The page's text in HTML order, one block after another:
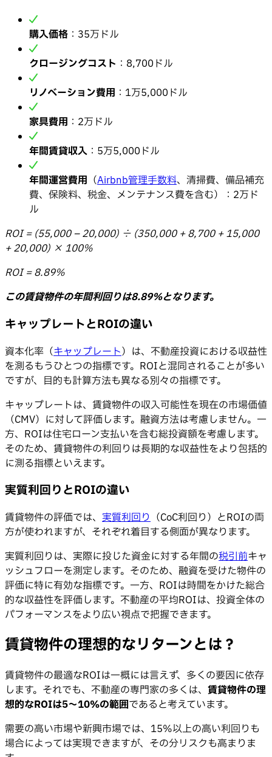
購入価格 ：35万ドル
クロージングコスト ：8,700ドル
リノベーション費用 ：1万5,000ドル
家具費用 ：2万ドル
年間賃貸収入 ：5万5,000ドル
年間運営費用 （Airbnb管理手数料、清掃費、備品補充
費、保険料、税金、メンテナンス費を含む）：2万ド
ル
ROI = (55,000 – 20,000) ÷ (350,000 + 8,700 + 15,000
+ 20,000) × 100%
ROI = 8.89%
この賃貸物件の年間利回りは8.89%となります。
キャップレートとROIの違い
資本化率（キャップレート）は、不動産投資における収益性
を測るもうひとつの指標です。ROIと混同されることが多い
ですが、目的も計算方法も異なる別々の指標です。
キャップレートは、賃貸物件の収入可能性を現在の市場価値
（CMV）に対して評価します。融資方法は考慮しません。一
方、ROIは住宅ローン支払いを含む総投資額を考慮します。
そのため、賃貸物件の利回りは長期的な収益性をより包括的
に測る指標といえます。
実質利回りとROIの違い
賃貸物件の評価では、 実質利回り （CoC利回り）とROIの両
方が使われますが、それぞれ着目する側面が異なります。
実質利回りは、実際に投じた資金に対する年間の税引前キャ
ッシュフローを測定します。そのため、融資を受けた物件の
評価に特に有効な指標です。一方、ROIは時間をかけた総合
的な収益性を評価します。不動産の平均ROIは、投資全体の
パフォーマンスをより広い視点で把握できます。
賃貸物件の理想的なリターンとは？
賃貸物件の最適なROIは一概には言えず、多くの要因に依存
します。それでも、不動産の専門家の多くは、 賃貸物件の理
想的なROIは5〜10%の範囲であると考えています。
需要の高い市場や新興市場では、15%以上の高い利回りも
場合によっては実現できますが、その分リスクも高まりま